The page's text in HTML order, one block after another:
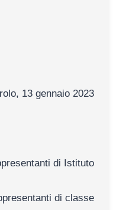
13 gennaio 2023
di Istituto
di classe